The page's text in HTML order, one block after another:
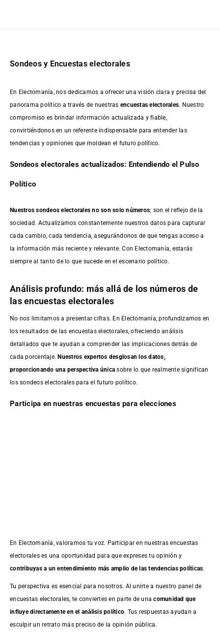
Sondeos y Encuestas electorales
En Electomanía, nos dedicamos a ofrecer una visión clara y precisa del
panorama político a través de nuestras encuestas electorales. Nuestro
compromiso es brindar información actualizada y fiable,
convirtiéndonos en un referente indispensable para entender las
tendencias y opiniones que moldean el futuro político.
Sondeos electorales actualizados: Entendiendo el Pulso
Político
Nuestros sondeos electorales no son solo números; son el reflejo de la
sociedad. Actualizamos constantemente nuestros datos para capturar
cada cambio, cada tendencia, asegurándonos de que tengas acceso a
la información más reciente y relevante. Con Electomanía, estarás
siempre al tanto de lo que sucede en el escenario político.
Análisis profundo: más allá de los números de
las encuestas electorales
No nos limitamos a presentar cifras. En Electomanía, profundizamos en
los resultados de las encuestas electorales, ofreciendo análisis
detallados que te ayudan a comprender las implicaciones detrás de
cada porcentaje.Nuestros expertos desglosan los datos,
proporcionando una perspectiva única sobre lo que realmente significan
los sondeos electorales para el futuro político.
Participa en nuestras encuestas para elecciones
En Electomanía, valoramos tu voz. Participar en nuestras encuestas
electorales es una oportunidad para que expreses tu opinión y
contribuyas a un entendimiento más amplio de las tendencias políticas.
Tu perspectiva es esencial para nosotros. Al unirte a nuestro panel de
encuestas electorales, te conviertes en parte de unacomunidad que
influye directamente en el análisis político. Tus respuestas ayudan a
esculpir un retrato más preciso de la opinión pública.